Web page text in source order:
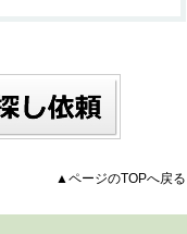
▲ページのTOPへ戻る